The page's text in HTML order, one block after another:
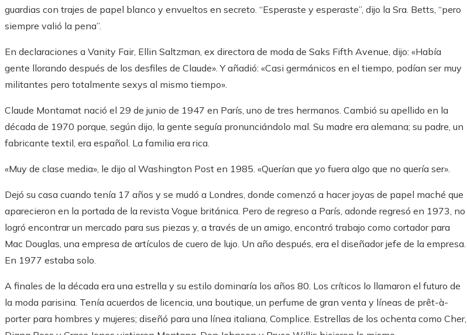
guardias con trajes de papel blanco y envueltos en secreto. “Esperaste y esperaste”, dijo la Sra. Betts, “pero
siempre valió la pena”.
En declaraciones a Vanity Fair, Ellin Saltzman, ex directora de moda de Saks Fifth Avenue, dijo: «Había
gente llorando después de los desfiles de Claude». Y añadió: «Casi germánicos en el tiempo, podían ser muy
militantes pero totalmente sexys al mismo tiempo».
Claude Montamat nació el 29 de junio de 1947 en París, uno de tres hermanos. Cambió su apellido en la
década de 1970 porque, según dijo, la gente seguía pronunciándolo mal. Su madre era alemana; su padre, un
fabricante textil, era español. La familia era rica.
«Muy de clase media», le dijo al Washington Post en 1985. «Querían que yo fuera algo que no quería ser».
Dejó su casa cuando tenía 17 años y se mudó a Londres, donde comenzó a hacer joyas de papel maché que
aparecieron en la portada de la revista Vogue británica. Pero de regreso a París, adonde regresó en 1973, no
logró encontrar un mercado para sus piezas y, a través de un amigo, encontró trabajo como cortador para
Mac Douglas, una empresa de artículos de cuero de lujo. Un año después, era el diseñador jefe de la empresa.
En 1977 estaba solo.
A finales de la década era una estrella y su estilo dominaría los años 80. Los críticos lo llamaron el futuro de
la moda parisina. Tenía acuerdos de licencia, una boutique, un perfume de gran venta y líneas de prêt-à-
porter para hombres y mujeres; diseñó para una línea italiana, Complice. Estrellas de los ochenta como Cher,